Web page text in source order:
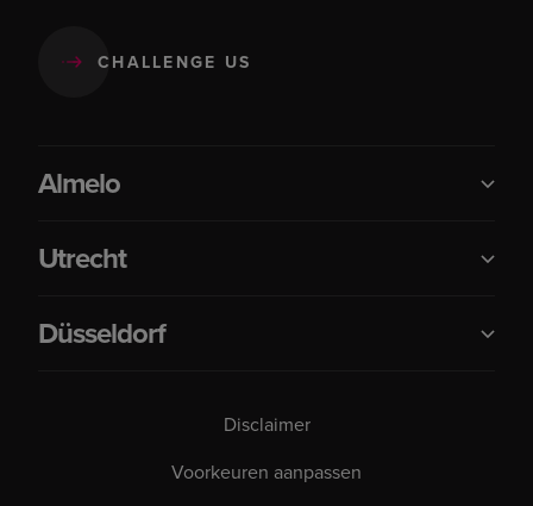
CHALLENGE US
Almelo
Utrecht
Düsseldorf
Disclaimer
Voorkeuren aanpassen